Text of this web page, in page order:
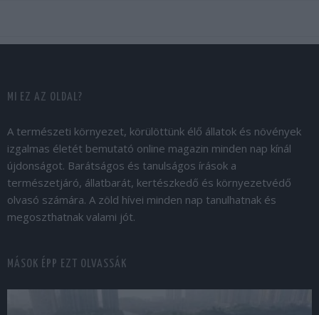
MI EZ AZ OLDAL?
A természeti környezet, körülöttünk élő állatok és növények
izgalmas életét bemutató online magazin minden nap kínál
újdonságot. Barátságos és tanulságos írások a
természetjáró, állatbarát, kertészkedő és környezetvédő
olvasó számára. A zöld hívei minden nap tanulhatnak és
megoszthatnak valami jót.
MÁSOK ÉPP EZT OLVASSÁK